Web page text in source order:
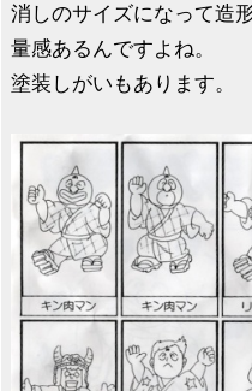
消しのサイズになって造
量感あるんですよね。
塗装しがいもあります。